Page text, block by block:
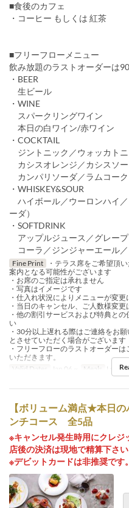
■食後のカフェ
・コーヒー もしくは 紅茶
■フリーフローメニュー
飲み放題のラストオーダーは
・BEER
生ビール
・WINE
スパークリングワイン
本日の白ワイン/赤ワイン
・COCKTAIL
ジントニック／ウォッカト
カシスオレンジ／カシスソ
カンパリソーダ／ラムコーク
・WHISKEY&SOUR
ハイボール／ウーロンハイ
ーダ）
・SOFTDRINK
アップルジュース／グレー
コーラ／ジンジャーエール
Fine Print
・テラス席をご希望頂
案内となる可能性がございます
・お席のご指定は承れません
・写真はイメージです
・仕入れ状況によりメニューが変
・当日のキャンセル、ご人数様変
・他の割引サービスおよび特典と
い
・30分以上遅れる際はご連絡をお
とさせていただく場合がございます
・フリーフローのラストオーダー
いただきます。
Valid Dates
Jan 06 ~ Meals Lunch,
【ボリューム満点★本日
ンチコース 全5品
※キャンセル発生時用にクレ
店後の決済は現地で精算下さい
※デビットカードは非推奨です。